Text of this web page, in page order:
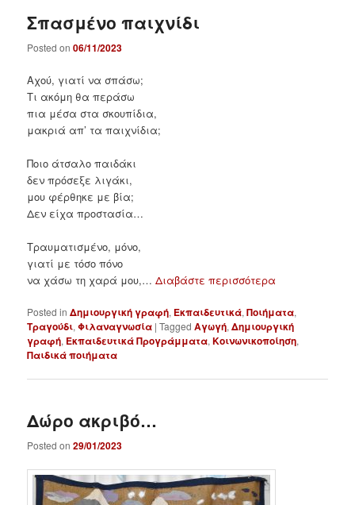
Σπασμένο παιχνίδι
Posted on06/11/2023
Αχού, γιατί να σπάσω;
Τι ακόμη θα περάσω
πια μέσα στα σκουπίδια,
μακριά απ’ τα παιχνίδια;
Ποιο άτσαλο παιδάκι
δεν πρόσεξε λιγάκι,
μου φέρθηκε με βία;
Δεν είχα προστασία…
Τραυματισμένο, μόνο,
γιατί με τόσο πόνο
να χάσω τη χαρά μου,…Διαβάστε περισσότερα
Posted in Δημιουργική γραφή, Εκπαιδευτικά,Ποιήματα,
Τραγούδι,Φιλαναγνωσία |Tagged Αγωγή,Δημιουργική
γραφή, Εκπαιδευτικά Προγράμματα,Κοινωνικοποίηση,
Παιδικά ποιήματα
Δώρο ακριβό…
Posted on29/01/2023